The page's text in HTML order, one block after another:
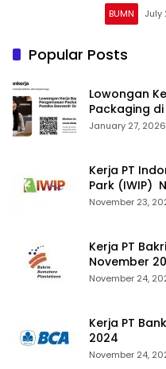
BUMN July
Popular Posts
Lowongan
Packaging
January 27, 2026
Kerja PT
Park (IWIP)
November 23,
Kerja PT
November
November 24,
Kerja PT
2024
November 24,